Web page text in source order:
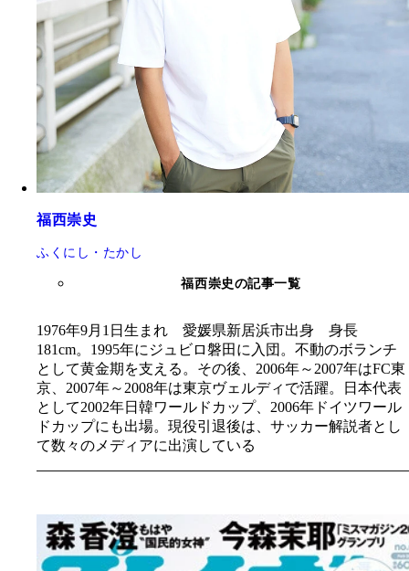
福西崇史
ふくにし・たかし
福西崇史の記事一覧
1976年9月1日生まれ 愛媛県新居浜市出身 身長
181cm。1995年にジュビロ磐田に入団。不動のボランチ
として黄金期を支える。その後、2006年～2007年はFC東
京、2007年～2008年は東京ヴェルディで活躍。日本代表
として2002年日韓ワールドカップ、2006年ドイツワール
ドカップにも出場。現役引退後は、サッカー解説者とし
て数々のメディアに出演している